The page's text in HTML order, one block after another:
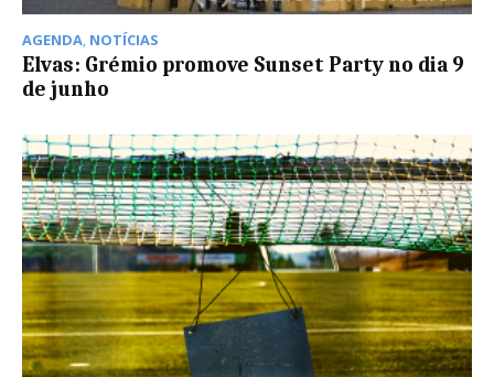
AGENDA, NOTÍCIAS
Elvas: Grémio promove Sunset Party no dia 9
de junho